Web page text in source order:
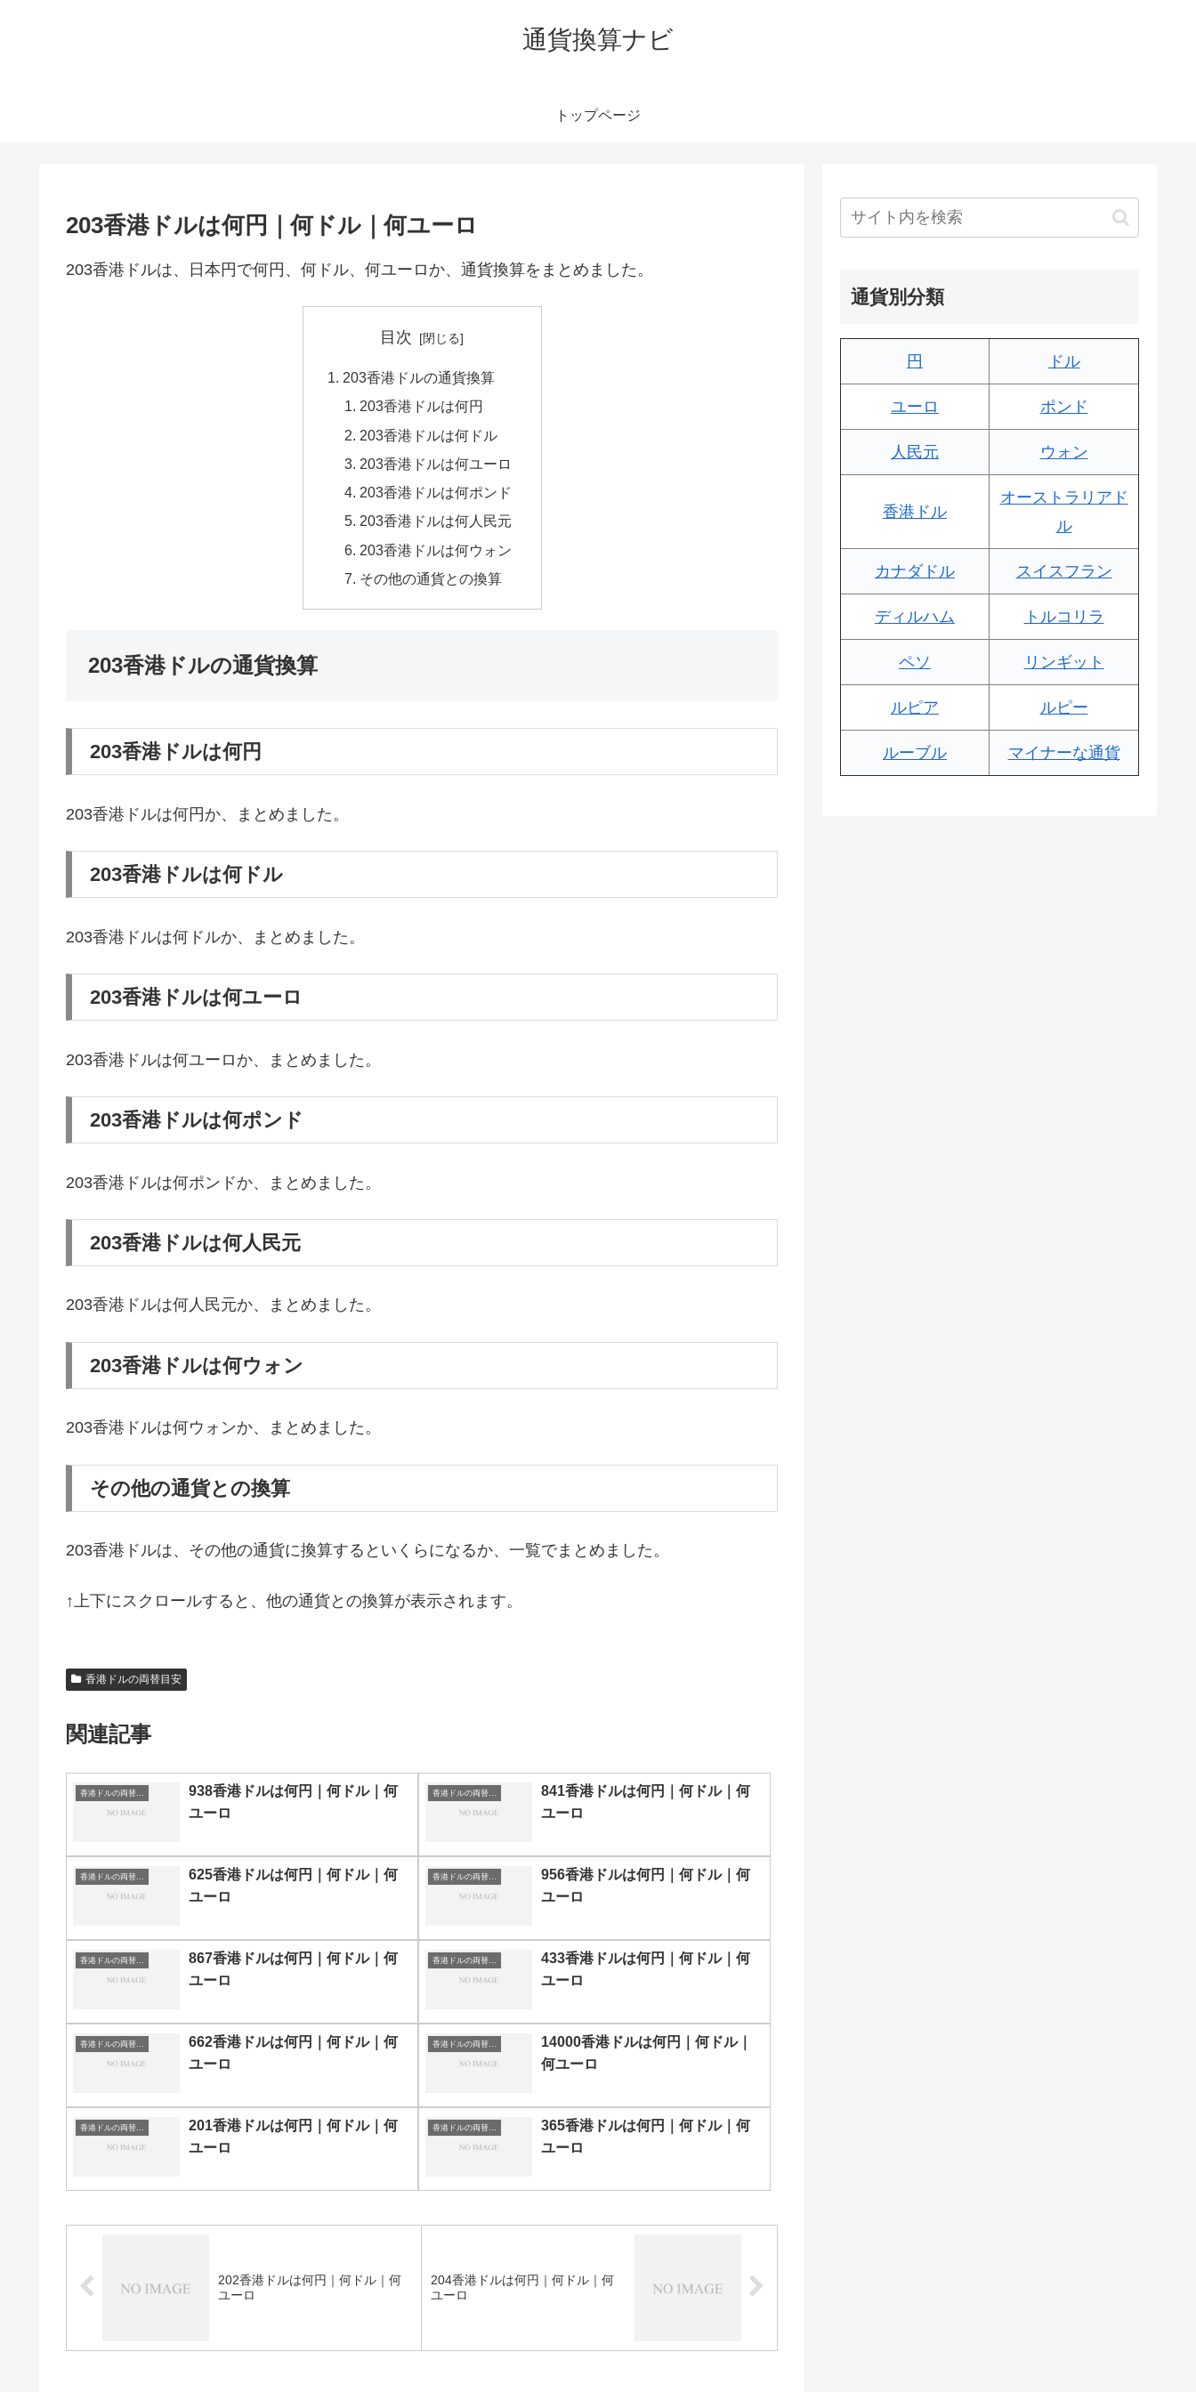
通貨換算ナビ
トップページ
203香港ドルは何円｜何ドル｜何ユーロ
203香港ドルは、日本円で何円、何ドル、何ユーロか、通貨換算をまとめました。
目次
203香港ドルの通貨換算
203香港ドルは何円
203香港ドルは何ドル
203香港ドルは何ユーロ
203香港ドルは何ポンド
203香港ドルは何人民元
203香港ドルは何ウォン
その他の通貨との換算
203香港ドルの通貨換算
203香港ドルは何円
203香港ドルは何円か、まとめました。
203香港ドルは何ドル
203香港ドルは何ドルか、まとめました。
203香港ドルは何ユーロ
203香港ドルは何ユーロか、まとめました。
203香港ドルは何ポンド
203香港ドルは何ポンドか、まとめました。
203香港ドルは何人民元
203香港ドルは何人民元か、まとめました。
203香港ドルは何ウォン
203香港ドルは何ウォンか、まとめました。
その他の通貨との換算
203香港ドルは、その他の通貨に換算するといくらになるか、一覧でまとめました。
↑上下にスクロールすると、他の通貨との換算が表示されます。
香港ドルの両替目安
関連記事
938香港ドルは何円｜何ドル｜何
ユーロ
841香港ドルは何円｜何ドル｜何
ユーロ
625香港ドルは何円｜何ドル｜何
ユーロ
956香港ドルは何円｜何ドル｜何
ユーロ
867香港ドルは何円｜何ドル｜何
ユーロ
433香港ドルは何円｜何ドル｜何
ユーロ
662香港ドルは何円｜何ドル｜何
ユーロ
14000香港ドルは何円｜何ドル｜
何ユーロ
201香港ドルは何円｜何ドル｜何
ユーロ
365香港ドルは何円｜何ドル｜何
ユーロ
202香港ドルは何円｜何ドル｜何
ユーロ
204香港ドルは何円｜何ドル｜何
ユーロ
通貨別分類
円 ドル
ユーロ ポンド
人民元 ウォン
香港ドル
オーストラリアド
ル
カナダドル スイスフラン
ディルハム トルコリラ
ペソ リンギット
ルピア ルピー
ルーブル マイナーな通貨